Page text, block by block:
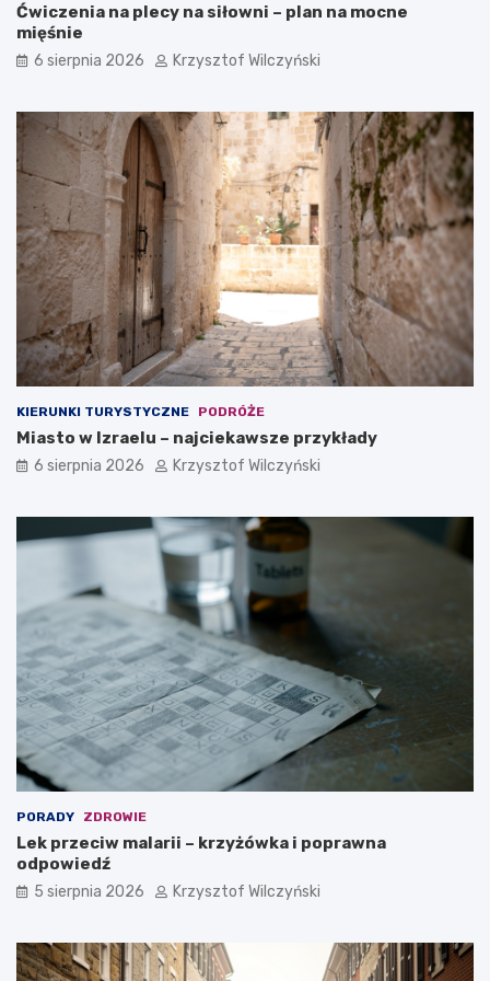
o
y
o
f
r
y
?
z
e
d
e
l
y
m
w
y
r
e
m
Ćwiczenia na plecy na siłowni – plan na mocne
mięśnie
6 sierpnia 2026 Krzysztof Wilczyński
KIERUNKI TURYSTYCZNE PODRÓŻE
Miasto w Izraelu – najciekawsze przykłady
6 sierpnia 2026 Krzysztof Wilczyński
PORADY ZDROWIE
Lek przeciw malarii – krzyżówka i poprawna
odpowiedź
5 sierpnia 2026 Krzysztof Wilczyński